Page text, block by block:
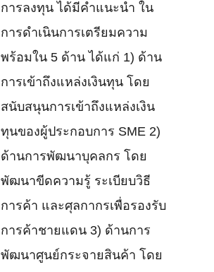
การลงทุน ได้มีคำแนะนำ ใน
การดำเนินการเตรียมความ
พร้อมใน 5 ด้าน ได้แก่ 1) ด้าน
การเข้าถึงแหล่งเงินทุน โดย
สนับสนุนการเข้าถึงแหล่งเงิน
ทุนของผู้ประกอบการ SME 2)
ด้านการพัฒนาบุคลกร โดย
พัฒนาขีดความรู้ ระเบียบวิธี
การค้า และศุลกากรเพื่อรองรับ
การค้าชายแดน 3) ด้านการ
พัฒนาศูนย์กระจายสินค้า โดย